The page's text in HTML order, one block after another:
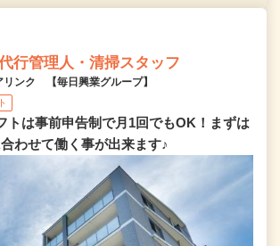
行管理人・清掃スタッフ
ンク 【毎日興業グループ】
トは事前申告制で月1回でもOK！まずは
わせて働く事が出来ます♪